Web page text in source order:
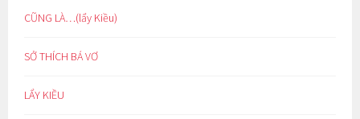
CŨNG LÀ…(lẩy Kiều)
SỞ THÍCH BÁ VƠ
LẨY KIỀU